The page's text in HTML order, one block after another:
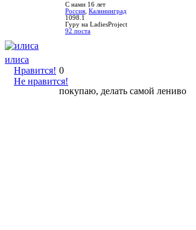
С нами 16 лет
Россия Калининград
1098.1
Гуру на LadiesProject
92 поста
илиса
Нравится!
Не нравится!
0
покупаю, делать самой лениво